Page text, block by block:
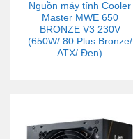
Nguồn máy tính Cooler
Master MWE 650
BRONZE V3 230V
(650W/ 80 Plus Bronze/
ATX/ Đen)